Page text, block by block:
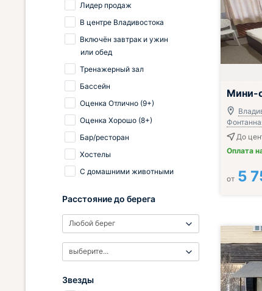
Завтрак
Мини-
До
Оплата
от 5
Лидер продаж
В центре Владивостока
Включён завтрак и ужин
или обед
Тренажерный зал
Бассейн
Оценка Отлично (9+)
Оценка Хорошо (8+)
Бар/ресторан
Хостелы
С домашними животными
Расстояние до берега
Любой берег
выберите...
Звезды